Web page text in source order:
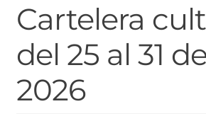
Cartelera
del 25 al 31
2026